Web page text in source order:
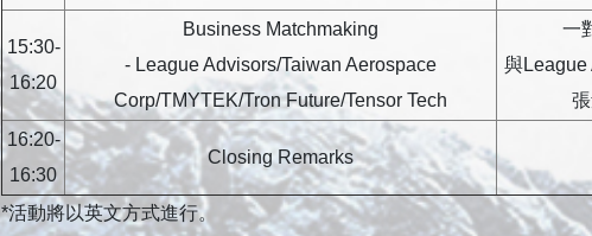
15:30-
16:20
Business Matchmaking
- League Advisors/Taiwan Aerospace
Corp/TMYTEK/Tron Future/Tensor Tech
一
與League
16:20-
16:30
Closing Remarks
*活動將以英文方式進行。